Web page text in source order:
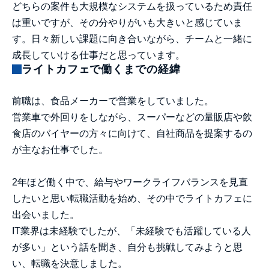
どちらの案件も大規模なシステムを扱っているため責任
は重いですが、その分やりがいも大きいと感じていま
す。日々新しい課題に向き合いながら、チームと一緒に
成長していける仕事だと思っています。
ライトカフェで働くまでの経緯
前職は、食品メーカーで営業をしていました。
営業車で外回りをしながら、スーパーなどの量販店や飲
食店のバイヤーの方々に向けて、自社商品を提案するの
が主なお仕事でした。
2年ほど働く中で、給与やワークライフバランスを見直
したいと思い転職活動を始め、その中でライトカフェに
出会いました。
IT業界は未経験でしたが、「未経験でも活躍している人
が多い」という話を聞き、自分も挑戦してみようと思
い、転職を決意しました。